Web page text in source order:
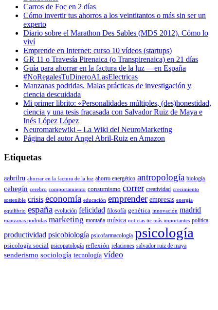
Carros de Foc en 2 días
Cómo invertir tus ahorros a los veintitantos o más sin ser un
experto
Diario sobre el Marathon Des Sables (MDS 2012). Cómo lo
viví
Emprende en Internet: curso 10 vídeos (startups)
GR 11 o Travesía Pirenaica (o Transpirenaica) en 21 días
Guía para ahorrar en la factura de la luz —en España
#NoRegalesTuDineroALasElectricas
Manzanas podridas. Malas prácticas de investigación y
ciencia descuidada
Mi primer librito: «Personalidades múltiples, (des)honestidad,
ciencia y una tesis fracasada con Salvador Ruiz de Maya e
Inés López López
Neuromarkewiki – La Wiki del NeuroMarketing
Página del autor Angel Abril-Ruiz en Amazon
Etiquetas
aabrilru ahorrar en la factura de la luz ahorro energético antropología biología
cehegín cerebro comportamiento consumismo correr creatividad crecimiento
sostenible crisis economía educación emprender empresas energía
equilibrio españa evolución felicidad filosofía genética innovación madrid
manzanas podridas marketing montaña música noticias tic más importantes política
productividad psicobiología psicofarmacología psicología
psicología social psicopatología reflexión relaciones salvador ruiz de maya
senderismo sociología tecnología vídeo